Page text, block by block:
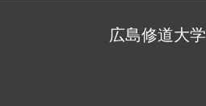
広島修道大学